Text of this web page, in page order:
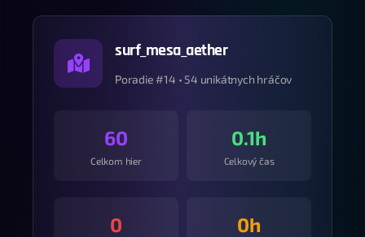
surf_mesa_aether
Poradie #14 • 54 unikátnych hráčov
60
Celkom hier
0.1h
Celkový čas
0 0h